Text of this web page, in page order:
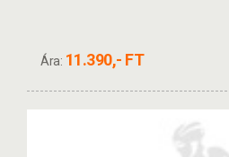
Ára: 11.390,- FT